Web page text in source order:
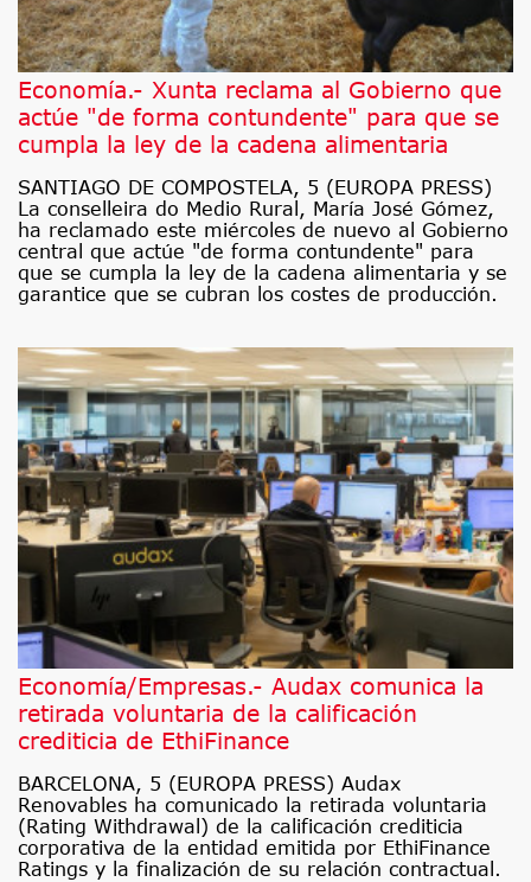
Economía.- Xunta reclama al Gobierno que
actúe "de forma contundente" para que se
cumpla la ley de la cadena alimentaria
SANTIAGO DE COMPOSTELA, 5 (EUROPA PRESS)
La conselleira do Medio Rural, María José Gómez,
ha reclamado este miércoles de nuevo al Gobierno
central que actúe "de forma contundente" para
que se cumpla la ley de la cadena alimentaria y se
garantice que se cubran los costes de producción.
Economía/Empresas.- Audax comunica la
retirada voluntaria de la calificación
crediticia de EthiFinance
BARCELONA, 5 (EUROPA PRESS) Audax
Renovables ha comunicado la retirada voluntaria
(Rating Withdrawal) de la calificación crediticia
corporativa de la entidad emitida por EthiFinance
Ratings y la finalización de su relación contractual.